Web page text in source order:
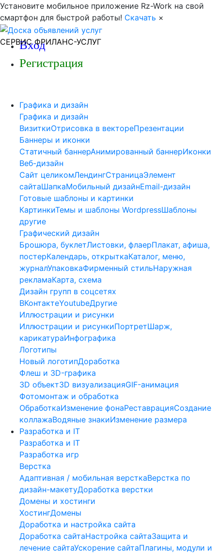
Установите мобильное приложение Rz-Work на свой
смартфон для быстрой работы! Скачать ×
СЕРВИС ФРИЛАНС-УСЛУГ
Вход
Регистрация
Графика и дизайн
Графика и дизайн
ВизиткиОтрисовка в вектореПрезентации
Баннеры и иконки
Статичный баннерАнимированный баннерИконки
Веб-дизайн
Сайт целикомЛендингСтраницаЭлемент
сайтаШапкаМобильный дизайнEmail-дизайн
Готовые шаблоны и картинки
КартинкиТемы и шаблоны WordpressШаблоны
другие
Графический дизайн
Брошюра, буклетЛистовки, флаерПлакат, афиша,
постерКалендарь, открыткаКаталог, меню,
журналУпаковкаФирменный стильНаружная
рекламаКарта, схема
Дизайн групп в соцсетях
ВКонтактеYoutubeДругие
Иллюстрации и рисунки
Иллюстрации и рисункиПортретШарж,
карикатураИнфографика
Логотипы
Новый логотипДоработка
Флеш и 3D-графика
3D объект3D визуализацияGIF-анимация
Фотомонтаж и обработка
ОбработкаИзменение фонаРеставрацияСоздание
коллажаВодяные знакиИзменение размера
Разработка и IT
Разработка и IT
Разработка игр
Верстка
Адаптивная / мобильная версткаВерстка по
дизайн-макетуДоработка верстки
Домены и хостинги
ХостингДомены
Доработка и настройка сайта
Доработка сайтаНастройка сайтаЗащита и
лечение сайтаУскорение сайтаПлагины, модули и